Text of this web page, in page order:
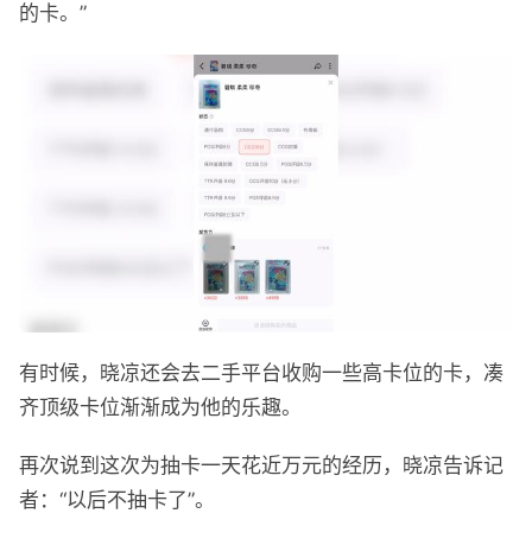
的卡。”
有时候，晓凉还会去二手平台收购一些高卡位的卡，凑
齐顶级卡位渐渐成为他的乐趣。
再次说到这次为抽卡一天花近万元的经历，晓凉告诉记
者：“以后不抽卡了”。